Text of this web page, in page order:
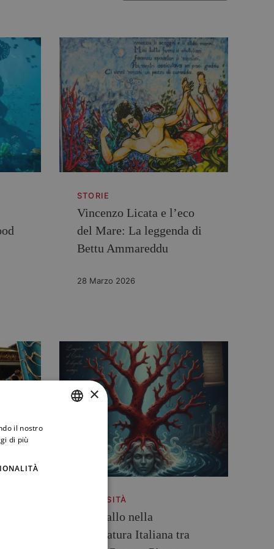
STORIE
Vincenzo Licata e l’eco
del Mare: La leggenda di
Bettu Ammareddu
28 Marzo 2026
CURIOSITÀ
Il Corallo nella
Letteratura Italiana tra
×
il nostro
di più